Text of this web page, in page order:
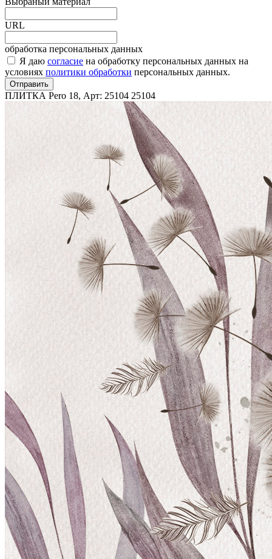
URL
обработка персональных данных
Я даю согласие на обработку персональных данных на
условиях политики обработки персональных данных.
Отправить
ПЛИТКА Pero 18, Арт: 25104 25104